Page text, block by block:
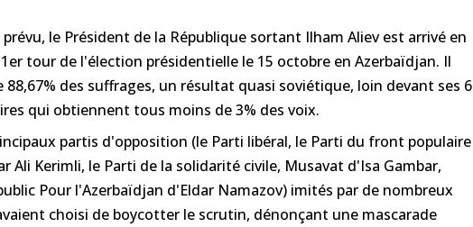
prévu, le Président de la République sortant Ilham Aliev est arrivé en
tour de l'élection présidentielle le 15 octobre en Azerbaïdjan. Il
88,67% des suffrages, un résultat quasi soviétique, loin devant ses 6
qui obtiennent tous moins de 3% des voix.
partis d'opposition (le Parti libéral, le Parti du front populaire
Ali Kerimli, le Parti de la solidarité civile, Musavat d'Isa Gambar,
Pour l'Azerbaïdjan d'Eldar Namazov) imités par de nombreux
choisi de boycotter le scrutin, dénonçant une mascarade